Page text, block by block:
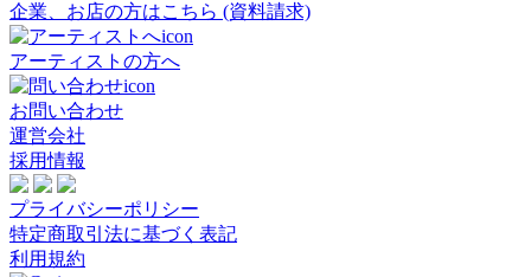
企業、お店の方はこちら (資料請求)
アーティストの方へ
お問い合わせ
運営会社
採用情報
プライバシーポリシー
特定商取引法に基づく表記
利用規約